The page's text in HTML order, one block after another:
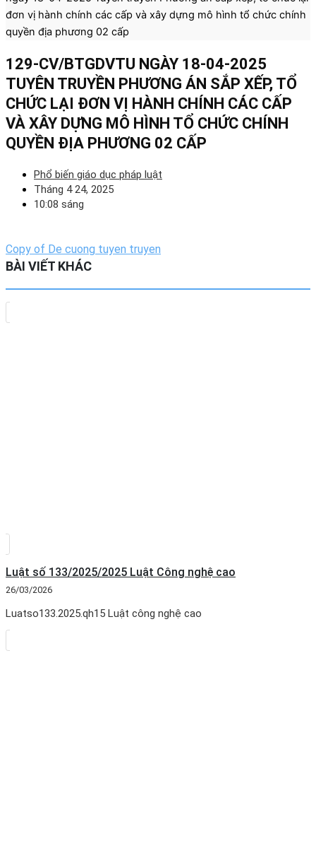
2026
đơn vị hành chính các cấp và xây dựng mô hình tổ chức chính
quyền địa phương 02 cấp
129-CV/BTGDVTU NGÀY 18-04-2025
TUYÊN TRUYỀN PHƯƠNG ÁN SẮP XẾP, TỔ
CHỨC LẠI ĐƠN VỊ HÀNH CHÍNH CÁC CẤP
VÀ XÂY DỰNG MÔ HÌNH TỔ CHỨC CHÍNH
QUYỀN ĐỊA PHƯƠNG 02 CẤP
Phổ biến giáo dục pháp luật
Tháng 4 24, 2025
10:08 sáng
Copy of De cuong tuyen truyen
BÀI VIẾT KHÁC
Luật số 133/2025/2025 Luật Công nghệ cao
26/03/2026
Luatso133.2025.qh15 Luật công nghệ cao